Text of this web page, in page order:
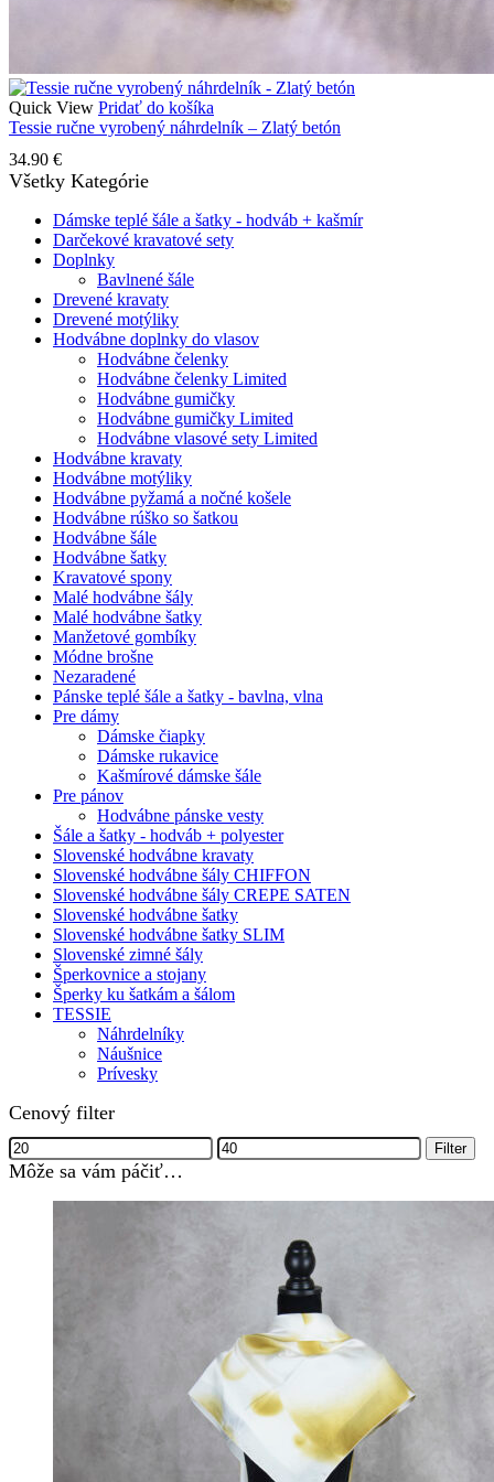
Quick View Pridať do košíka
Tessie ručne vyrobený náhrdelník – Zlatý betón
34.90 €
Všetky Kategórie
Dámske teplé šále a šatky - hodváb + kašmír
Darčekové kravatové sety
Doplnky
Bavlnené šále
Drevené kravaty
Drevené motýliky
Hodvábne doplnky do vlasov
Hodvábne čelenky
Hodvábne čelenky Limited
Hodvábne gumičky
Hodvábne gumičky Limited
Hodvábne vlasové sety Limited
Hodvábne kravaty
Hodvábne motýliky
Hodvábne pyžamá a nočné košele
Hodvábne rúško so šatkou
Hodvábne šále
Hodvábne šatky
Kravatové spony
Malé hodvábne šály
Malé hodvábne šatky
Manžetové gombíky
Módne brošne
Nezaradené
Pánske teplé šále a šatky - bavlna, vlna
Pre dámy
Dámske čiapky
Dámske rukavice
Kašmírové dámske šále
Pre pánov
Hodvábne pánske vesty
Šále a šatky - hodváb + polyester
Slovenské hodvábne kravaty
Slovenské hodvábne šály CHIFFON
Slovenské hodvábne šály CREPE SATEN
Slovenské hodvábne šatky
Slovenské hodvábne šatky SLIM
Slovenské zimné šály
Šperkovnice a stojany
Šperky ku šatkám a šálom
TESSIE
Náhrdelníky
Náušnice
Prívesky
Cenový filter
Minimálna
cena
Maximálna
cena
Filter
Môže sa vám páčiť…